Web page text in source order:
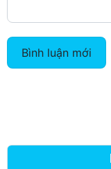
Bình luận mới